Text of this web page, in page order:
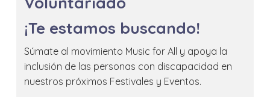
¡Te estamos buscando!
Súmate al movimiento Music for All y apoya la
inclusión de las personas con discapacidad en
nuestros próximos Festivales y Eventos.